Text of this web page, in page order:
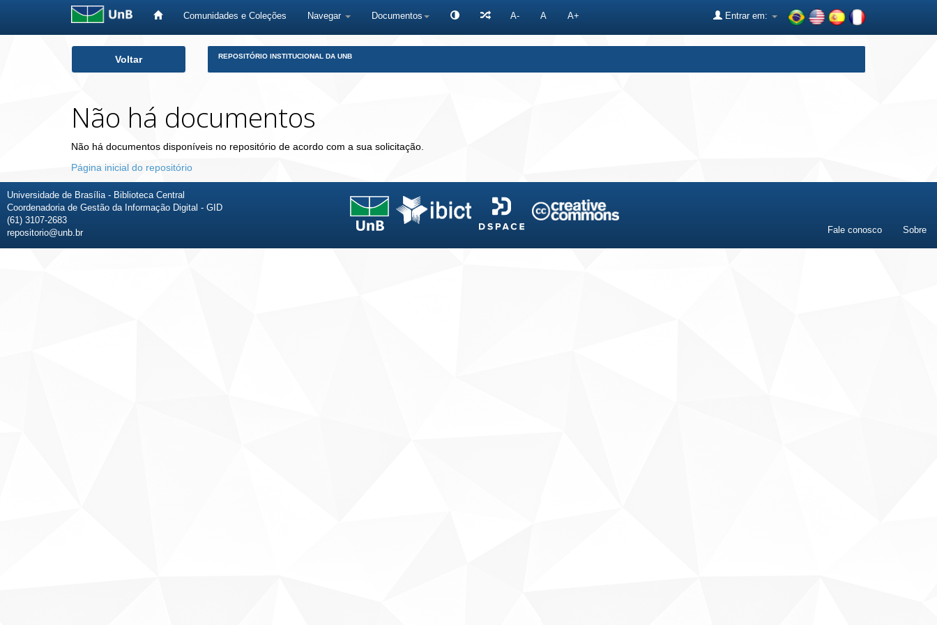
Comunidades e Coleções Navegar Documentos A- A A+ Entrar em:
Voltar REPOSITÓRIO INSTITUCIONAL DA UNB
Não há documentos
Não há documentos disponíveis no repositório de acordo com a sua solicitação.
Página inicial do repositório
Universidade de Brasília - Biblioteca Central
Coordenadoria de Gestão da Informação Digital - GID
(61) 3107-2683
repositorio@unb.br
Fale conosco Sobre